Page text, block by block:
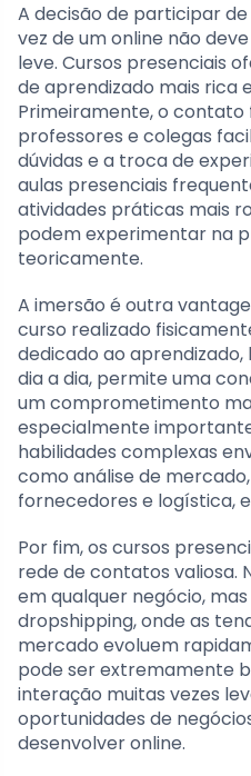
A decisão de participar
vez de um online não
leve. Cursos presenciais
de aprendizado mais rica
Primeiramente, o
professores e colegas
dúvidas e a troca de
aulas presenciais
atividades práticas mais
podem experimentar na
teoricamente.
A imersão é outra
curso realizado
dedicado ao
dia a dia, permite uma
um comprometimento
especialmente
habilidades complexas
como análise de
fornecedores e logística,
Por fim, os cursos
rede de contatos valiosa.
em qualquer negócio,
dropshipping, onde as
mercado evoluem
pode ser extremamente
interação muitas vezes
oportunidades de
desenvolver online.